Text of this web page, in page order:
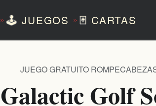
»🕹️ JUEGOS »🃏 CARTAS
Galactic Golf
JUEGO GRATUITO